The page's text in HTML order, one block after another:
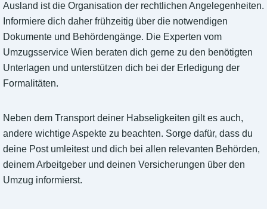
Ausland ist die Organisation der rechtlichen Angelegenheiten.
Informiere dich daher frühzeitig über die notwendigen
Dokumente und Behördengänge. Die Experten vom
Umzugsservice Wien beraten dich gerne zu den benötigten
Unterlagen und unterstützen dich bei der Erledigung der
Formalitäten.
Neben dem Transport deiner Habseligkeiten gilt es auch,
andere wichtige Aspekte zu beachten. Sorge dafür, dass du
deine Post umleitest und dich bei allen relevanten Behörden,
deinem Arbeitgeber und deinen Versicherungen über den
Umzug informierst.